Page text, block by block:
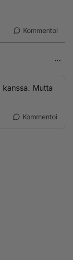
Kommentoi
kanssa. Mutta
Kommentoi